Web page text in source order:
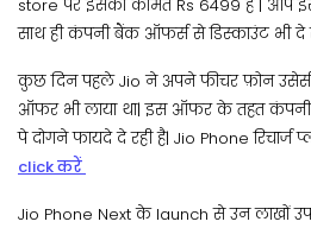
store पर इसकी कीमत Rs 6499 है | आप
साथ ही कंपनी बैंक ऑफर्स से डिस्काउंट भी दे
कुछ दिन पहले Jio ने अपने फीचर फ़ोन उसेर्स के
ऑफर भी लाया था| इस ऑफर के तहत कंपनी
पे दोगने फायदे दे रही है| Jio Phone रिचार्ज
click करें
Jio Phone Next के launch से उन लाखों